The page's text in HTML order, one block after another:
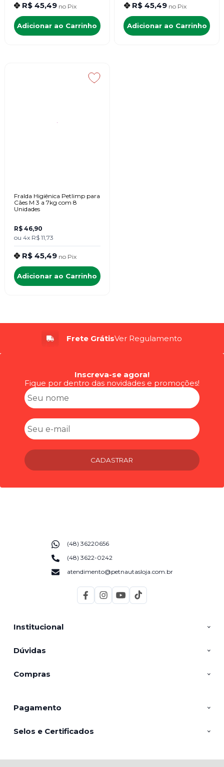
R$ 45,49 no Pix
Adicionar ao Carrinho
R$ 45,49 no Pix
Adicionar ao Carrinho
Fralda Higiênica Petlimp para
Cães M 3 a 7kg com 8
Unidades
R$ 46,90
ou 4x R$ 11,73
R$ 45,49 no Pix
Adicionar ao Carrinho
Frete GrátisVer Regulamento
Inscreva-se agora!
Fique por dentro das novidades e promoções!
CADASTRAR
Institucional
Dúvidas
Compras
(48) 36220656
(48) 3622-0242
atendimento@petnautasloja.com.br
Pagamento
Selos e Certificados